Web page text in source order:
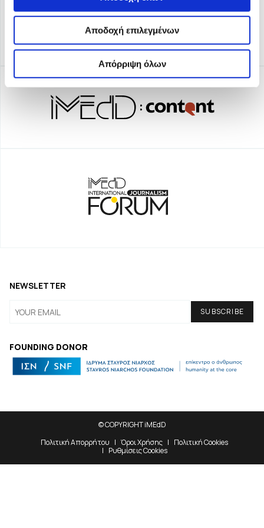
Αποδοχή επιλεγμένων
Απόρριψη όλων
FOUNDING DONOR
NEWSLETTER
© COPYRIGHT iMEdD
Πολιτική Απορρήτου
Όροι Χρήσης
Πολιτική Cookies
Ρυθμίσεις Cookies